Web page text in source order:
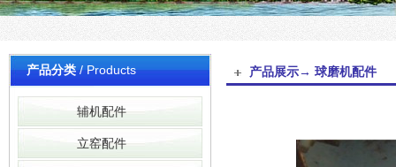
产品分类/ Products
辅机配件
立窑配件
产品展示→ 球磨机配件